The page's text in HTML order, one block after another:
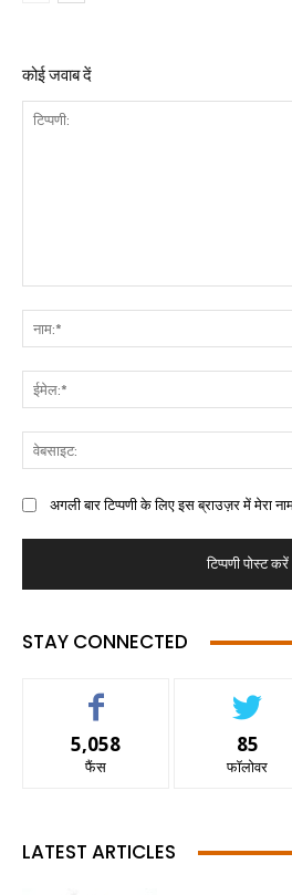
कोई जवाब दें
अगली बार टिप्पणी के लिए इस ब्राउज़र में मेरा
STAY CONNECTED
5,058
फैंस
85
फॉलोवर
LATEST ARTICLES